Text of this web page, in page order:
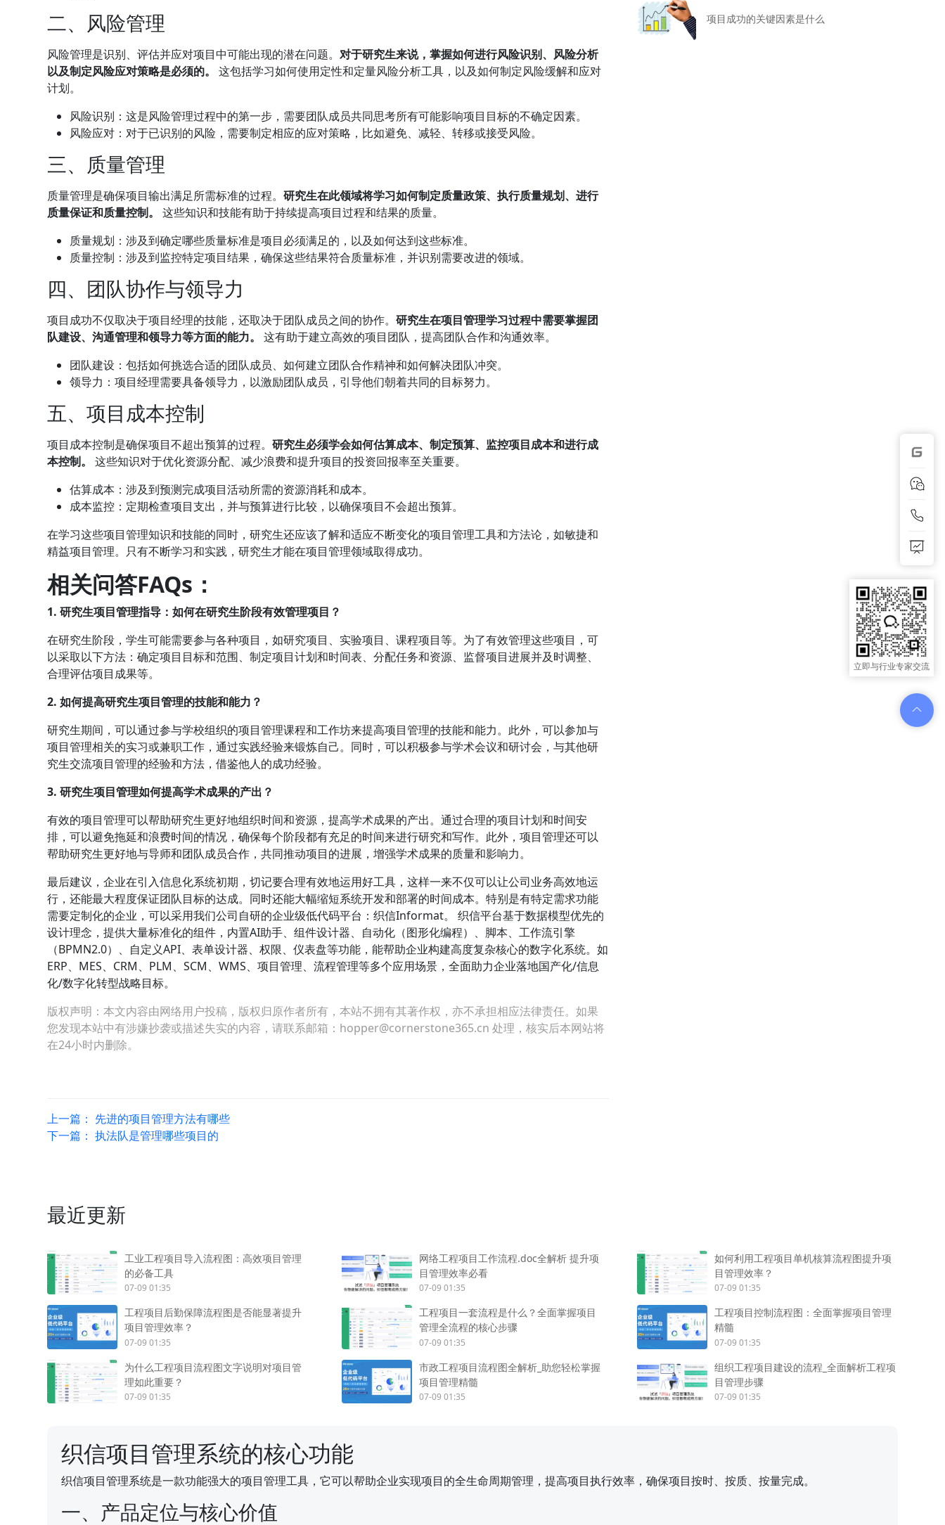
二、风险管理
风险管理是识别、评估并应对项目中可能出现的潜在问题。对于研究生来说，掌握如何进行风险识别、风险分析
以及制定风险应对策略是必须的。
这包括学习如何使用定性和定量风险分析工具，以及如何制定风险缓解和应对
计划。
风险识别：这是风险管理过程中的第一步，需要团队成员共同思考所有可能影响项目目标的不确定因素。
风险应对：对于已识别的风险，需要制定相应的应对策略，比如避免、减轻、转移或接受风险。
三、质量管理
质量管理是确保项目输出满足所需标准的过程。研究生在此领域将学习如何制定质量政策、执行质量规划、进行
质量保证和质量控制。
这些知识和技能有助于持续提高项目过程和结果的质量。
质量规划：涉及到确定哪些质量标准是项目必须满足的，以及如何达到这些标准。
质量控制：涉及到监控特定项目结果，确保这些结果符合质量标准，并识别需要改进的领域。
四、团队协作与领导力
项目成功不仅取决于项目经理的技能，还取决于团队成员之间的协作。研究生在项目管理学习过程中需要掌握团
队建设、沟通管理和领导力等方面的能力。
这有助于建立高效的项目团队，提高团队合作和沟通效率。
团队建设：包括如何挑选合适的团队成员、如何建立团队合作精神和如何解决团队冲突。
领导力：项目经理需要具备领导力，以激励团队成员，引导他们朝着共同的目标努力。
五、项目成本控制
项目成本控制是确保项目不超出预算的过程。研究生必须学会如何估算成本、制定预算、监控项目成本和进行成
本控制。
这些知识对于优化资源分配、减少浪费和提升项目的投资回报率至关重要。
估算成本：涉及到预测完成项目活动所需的资源消耗和成本。
成本监控：定期检查项目支出，并与预算进行比较，以确保项目不会超出预算。
在学习这些项目管理知识和技能的同时，研究生还应该了解和适应不断变化的项目管理工具和方法论，如敏捷和
精益项目管理。只有不断学习和实践，研究生才能在项目管理领域取得成功。
相关问答FAQs：
1. 研究生项目管理指导：如何在研究生阶段有效管理项目？
在研究生阶段，学生可能需要参与各种项目，如研究项目、实验项目、课程项目等。为了有效管理这些项目，可
以采取以下方法：确定项目目标和范围、制定项目计划和时间表、分配任务和资源、监督项目进展并及时调整、
合理评估项目成果等。
2. 如何提高研究生项目管理的技能和能力？
研究生期间，可以通过参与学校组织的项目管理课程和工作坊来提高项目管理的技能和能力。此外，可以参加与
项目管理相关的实习或兼职工作，通过实践经验来锻炼自己。同时，可以积极参与学术会议和研讨会，与其他研
究生交流项目管理的经验和方法，借鉴他人的成功经验。
3. 研究生项目管理如何提高学术成果的产出？
有效的项目管理可以帮助研究生更好地组织时间和资源，提高学术成果的产出。通过合理的项目计划和时间安
排，可以避免拖延和浪费时间的情况，确保每个阶段都有充足的时间来进行研究和写作。此外，项目管理还可以
帮助研究生更好地与导师和团队成员合作，共同推动项目的进展，增强学术成果的质量和影响力。
最后建议，企业在引入信息化系统初期，切记要合理有效地运用好工具，这样一来不仅可以让公司业务高效地运
行，还能最大程度保证团队目标的达成。同时还能大幅缩短系统开发和部署的时间成本。特别是有特定需求功能
需要定制化的企业，可以采用我们公司自研的企业级低代码平台：织信Informat。 织信平台基于数据模型优先的
设计理念，提供大量标准化的组件，内置AI助手、组件设计器、自动化（图形化编程）、脚本、工作流引擎
（BPMN2.0）、自定义API、表单设计器、权限、仪表盘等功能，能帮助企业构建高度复杂核心的数字化系统。如
ERP、MES、CRM、PLM、SCM、WMS、项目管理、流程管理等多个应用场景，全面助力企业落地国产化/信息
化/数字化转型战略目标。
版权声明：本文内容由网络用户投稿，版权归原作者所有，本站不拥有其著作权，亦不承担相应法律责任。如果
您发现本站中有涉嫌抄袭或描述失实的内容，请联系邮箱：hopper@cornerstone365.cn 处理，核实后本网站将
在24小时内删除。
上一篇： 先进的项目管理方法有哪些
下一篇：执法队是管理哪些项目的
项目成功的关键因素是什么
最近更新
工业工程项目导入流程图：高效项目管理
的必备工具
07-09 01:35
网络工程项目工作流程.doc全解析 提升项
目管理效率必看
07-09 01:35
如何利用工程项目单机核算流程图提升项
目管理效率？
07-09 01:35
工程项目后勤保障流程图是否能显著提升
项目管理效率？
07-09 01:35
工程项目一套流程是什么？全面掌握项目
管理全流程的核心步骤
07-09 01:35
工程项目控制流程图：全面掌握项目管理
精髓
07-09 01:35
为什么工程项目流程图文字说明对项目管
理如此重要？
07-09 01:35
市政工程项目流程图全解析_助您轻松掌握
项目管理精髓
07-09 01:35
组织工程项目建设的流程_全面解析工程项
目管理步骤
07-09 01:35
织信项目管理系统的核心功能
织信项目管理系统是一款功能强大的项目管理工具，它可以帮助企业实现项目的全生命周期管理，提高项目执行效率，确保项目按时、按质、按量完成。
一、产品定位与核心价值
立即与行业专家交流